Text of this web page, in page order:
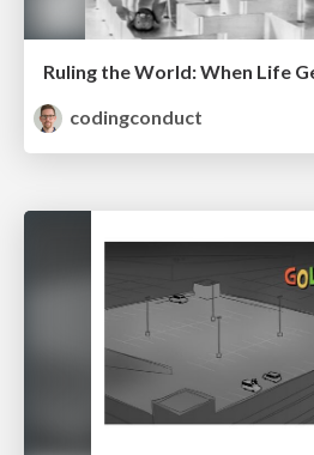
Ruling the World: When Life
codingconduct